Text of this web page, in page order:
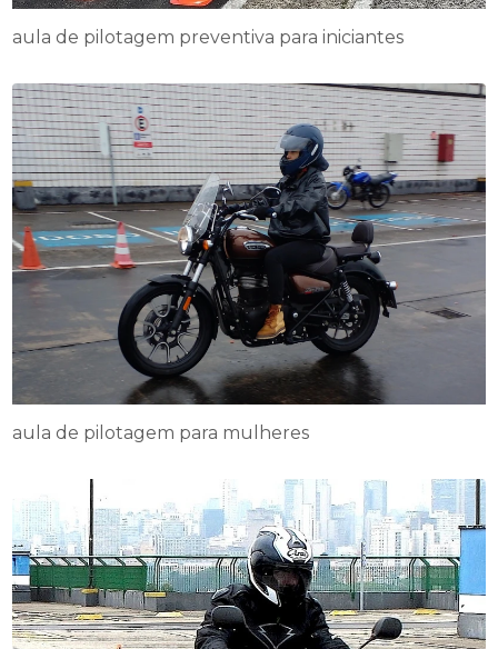
aula de pilotagem preventiva para iniciantes
aula de pilotagem para mulheres